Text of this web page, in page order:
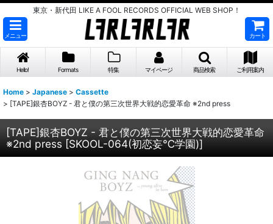
東京・新代田 LIKE A FOOL RECORDS OFFICIAL WEB SHOP！
メニュー カート
Hello! Formats 特集 マイページ 商品検索 ご利用案内
Home > Japanese > Cassette
> [TAPE]銀杏BOYZ - 君と僕の第三次世界大戦的恋愛革命 ※2nd press
[TAPE]銀杏BOYZ - 君と僕の第三次世界大戦的恋愛革命
※2nd press [SKOOL-064(初恋妄℃学園)]